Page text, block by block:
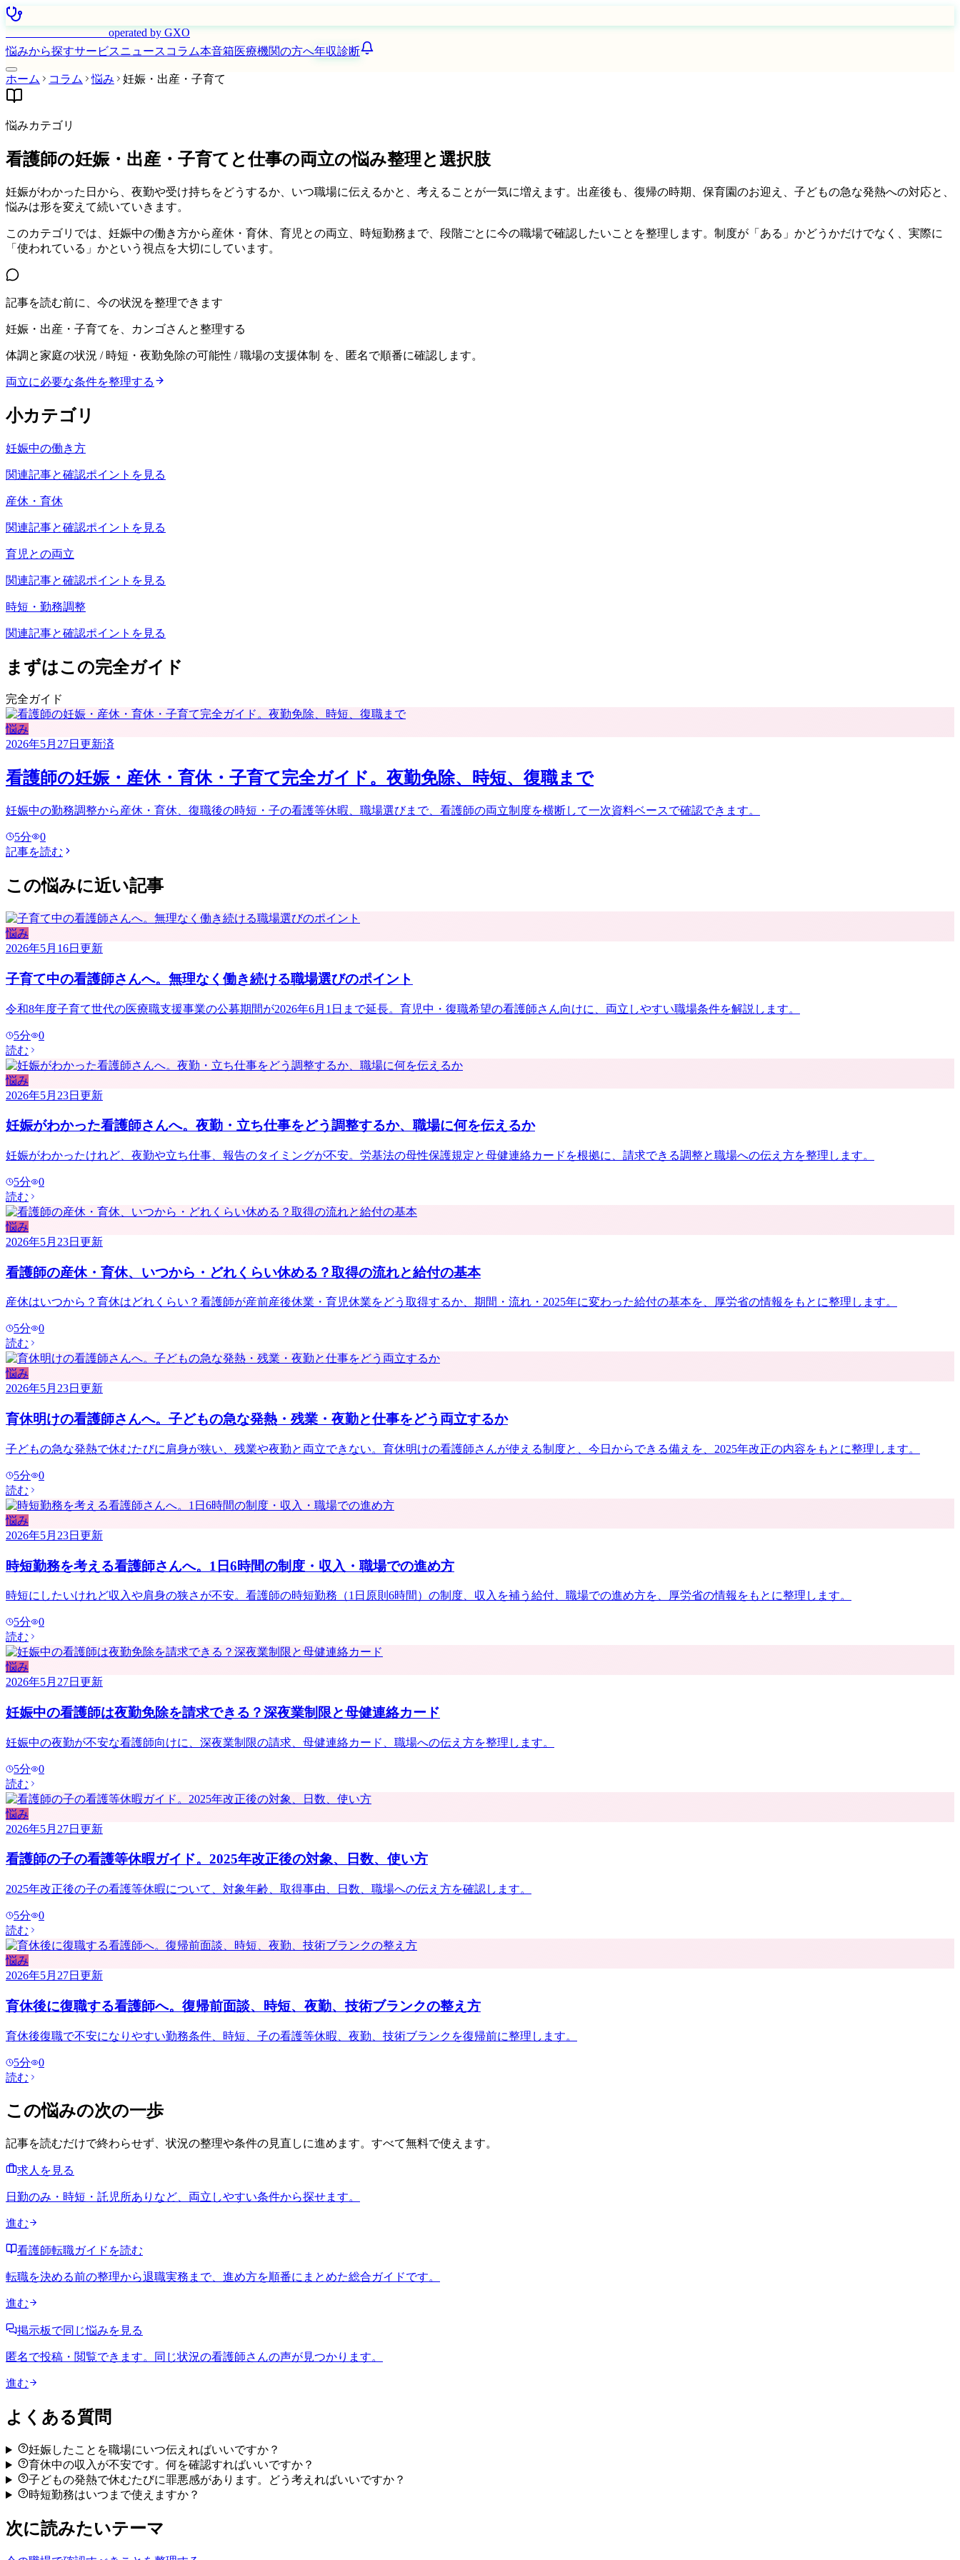
operated by GXO
悩みから探すサービスニュース コラム本音箱医療機関の方へ年収診断
ホーム コラム 悩み 妊娠・出産・子育て
悩みカテゴリ
看護師の妊娠・出産・子育てと仕事の両立の悩み整理と選択肢
妊娠がわかった日から、夜勤や受け持ちをどうするか、いつ職場に伝えるかと、考えることが一気に増えます。出産後も、復帰の時期、保育園のお迎え、子どもの急な発熱への対応と、
悩みは形を変えて続いていきます。
このカテゴリでは、妊娠中の働き方から産休・育休、育児との両立、時短勤務まで、段階ごとに今の職場で確認したいことを整理します。制度が「ある」かどうかだけでなく、実際に
「使われている」かという視点を大切にしています。
記事を読む前に、今の状況を整理できます
妊娠・出産・子育てを、カンゴさんと整理する
体調と家庭の状況 / 時短・夜勤免除の可能性 / 職場の支援体制 を、匿名で順番に確認します。
両立に必要な条件を整理する
小カテゴリ
妊娠中の働き方
関連記事と確認ポイントを見る
産休・育休
関連記事と確認ポイントを見る
育児との両立
関連記事と確認ポイントを見る
時短・勤務調整
関連記事と確認ポイントを見る
まずはこの完全ガイド
完全ガイド
悩み
2026年5月27日 更新済
看護師の妊娠・産休・育休・子育て完全ガイド。夜勤免除、時短、復職まで
妊娠中の勤務調整から産休・育休、復職後の時短・子の看護等休暇、職場選びまで、看護師の両立制度を横断して一次資料ベースで確認できます。
5分
0
記事を読む
この悩みに近い記事
悩み
2026年5月16日 更新
子育て中の看護師さんへ。無理なく働き続ける職場選びのポイント
令和8年度子育て世代の医療職支援事業の公募期間が2026年6月1日まで延長。育児中・復職希望の看護師さん向けに、両立しやすい職場条件を解説します。
5分
0
読む
悩み
2026年5月23日 更新
妊娠がわかった看護師さんへ。夜勤・立ち仕事をどう調整するか、職場に何を伝えるか
妊娠がわかったけれど、夜勤や立ち仕事、報告のタイミングが不安。労基法の母性保護規定と母健連絡カードを根拠に、請求できる調整と職場への伝え方を整理します。
5分
0
読む
悩み
2026年5月23日 更新
看護師の産休・育休、いつから・どれくらい休める？取得の流れと給付の基本
産休はいつから？育休はどれくらい？看護師が産前産後休業・育児休業をどう取得するか、期間・流れ・2025年に変わった給付の基本を、厚労省の情報をもとに整理します。
5分
0
読む
悩み
2026年5月23日 更新
育休明けの看護師さんへ。子どもの急な発熱・残業・夜勤と仕事をどう両立するか
子どもの急な発熱で休むたびに肩身が狭い、残業や夜勤と両立できない。育休明けの看護師さんが使える制度と、今日からできる備えを、2025年改正の内容をもとに整理します。
5分
0
読む
悩み
2026年5月23日 更新
時短勤務を考える看護師さんへ。1日6時間の制度・収入・職場での進め方
時短にしたいけれど収入や肩身の狭さが不安。看護師の時短勤務（1日原則6時間）の制度、収入を補う給付、職場での進め方を、厚労省の情報をもとに整理します。
5分
0
読む
悩み
2026年5月27日 更新
妊娠中の看護師は夜勤免除を請求できる？深夜業制限と母健連絡カード
妊娠中の夜勤が不安な看護師向けに、深夜業制限の請求、母健連絡カード、職場への伝え方を整理します。
5分
0
読む
悩み
2026年5月27日 更新
看護師の子の看護等休暇ガイド。2025年改正後の対象、日数、使い方
2025年改正後の子の看護等休暇について、対象年齢、取得事由、日数、職場への伝え方を確認します。
5分
0
読む
悩み
2026年5月27日 更新
育休後に復職する看護師へ。復帰前面談、時短、夜勤、技術ブランクの整え方
育休後復職で不安になりやすい勤務条件、時短、子の看護等休暇、夜勤、技術ブランクを復帰前に整理します。
5分
0
読む
この悩みの次の一歩
記事を読むだけで終わらせず、状況の整理や条件の見直しに進めます。すべて無料で使えます。
求人を見る
日勤のみ・時短・託児所ありなど、両立しやすい条件から探せます。
進む
看護師転職ガイドを読む
転職を決める前の整理から退職実務まで、進め方を順番にまとめた総合ガイドです。
進む
掲示板で同じ悩みを見る
匿名で投稿・閲覧できます。同じ状況の看護師さんの声が見つかります。
進む
よくある質問
妊娠したことを職場にいつ伝えればいいですか？
育休中の収入が不安です。何を確認すればいいですか？
子どもの発熱で休むたびに罪悪感があります。どう考えればいいですか？
時短勤務はいつまで使えますか？
次に読みたいテーマ